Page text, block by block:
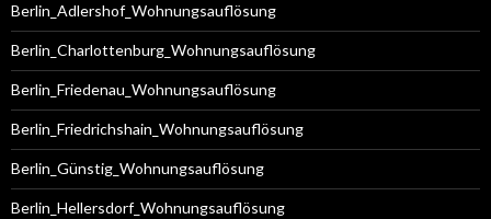
Berlin_Adlershof_Wohnungsauflösung
Berlin_Charlottenburg_Wohnungsauflösung
Berlin_Friedenau_Wohnungsauflösung
Berlin_Friedrichshain_Wohnungsauflösung
Berlin_Günstig_Wohnungsauflösung
Berlin_Hellersdorf_Wohnungsauflösung